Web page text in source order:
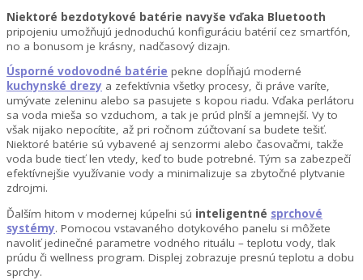
Niektoré bezdotykové batérie navyše vďaka Bluetooth
pripojeniu umožňujú jednoduchú konfiguráciu batérií cez smartfón,
no a bonusom je krásny, nadčasový dizajn.
Úsporné vodovodné batérie pekne dopĺňajú moderné
kuchynské drezy a zefektívnia všetky procesy, či práve varíte,
umývate zeleninu alebo sa pasujete s kopou riadu. Vďaka perlátoru
sa voda mieša so vzduchom, a tak je prúd plnší a jemnejší. Vy to
však nijako nepocítite, až pri ročnom zúčtovaní sa budete tešiť.
Niektoré batérie sú vybavené aj senzormi alebo časovačmi, takže
voda bude tiecť len vtedy, keď to bude potrebné. Tým sa zabezpečí
efektívnejšie využívanie vody a minimalizuje sa zbytočné plytvanie
zdrojmi.
Ďalším hitom v modernej kúpeľni sú inteligentné sprchové
systémy. Pomocou vstavaného dotykového panelu si môžete
navoliť jedinečné parametre vodného rituálu – teplotu vody, tlak
prúdu či wellness program. Displej zobrazuje presnú teplotu a dobu
sprchy.